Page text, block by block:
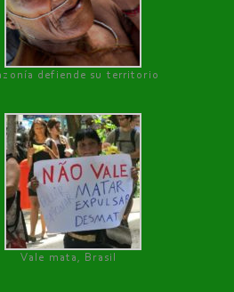
defiende su territorio
Vale mata, Brasil